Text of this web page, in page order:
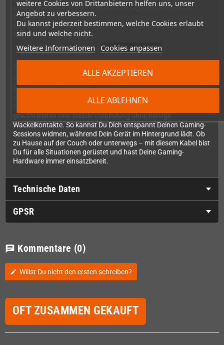
weitere Cookies von Drittanbietern helfen uns, unser
Angebot zu verbessern.
Du kannst jederzeit bestimmen, welche Cookies erlaubt
sind und welche nicht.
Weitere Informationen Cookies anpassen
ALLE ABLEHNEN
ALLE AKZEPTIEREN
sichern, neue ROMs aufzuspielen oder Screenshots Deiner
besten Retro-Gaming-Momente zu übertragen. Die universelle
Kompatibilität macht das Kabel zum flexiblen Allrounder in
Deiner Gaming-Ausrüstung.
bildet da keine Ausnahme. Die sorgfältige Verarbeitung sorgt für
eine lange Lebensdauer, selbst bei häufigem Ein- und
Wackelkontakte. So kannst Du Dich entspannt Deinen Gaming-
Sessions widmen, während Dein Gerät im Hintergrund lädt. Ob
zu Hause auf der Couch oder unterwegs – mit diesem Kabel bist
Du für alle Situationen gerüstet und hast Deine Gaming-
Hardware immer einsatzbereit.
Technische Daten
GPSR
chat Kommentare (0)
edit Willst Du nicht den ersten schreiben?
OFT ZUSAMMEN GEKAUFT